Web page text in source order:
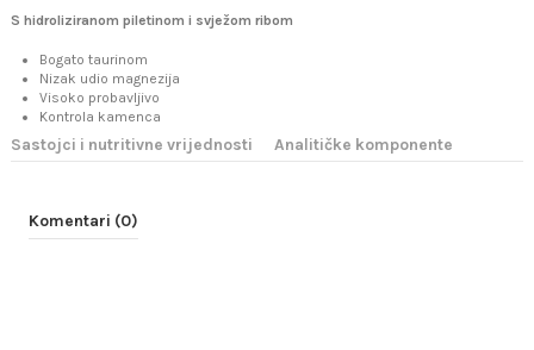
S hidroliziranom piletinom i svježom ribom
Bogato taurinom
Nizak udio magnezija
Visoko probavljivo
Kontrola kamenca
Sastojci i nutritivne vrijednosti Analitičke komponente
Komentari (0)